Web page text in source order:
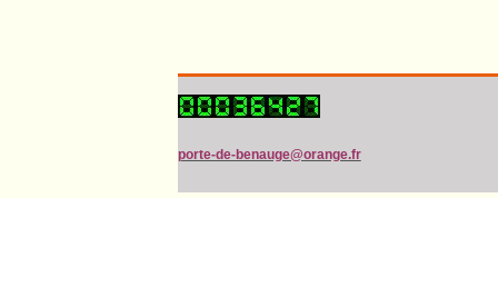
porte-de-benauge@orange.fr